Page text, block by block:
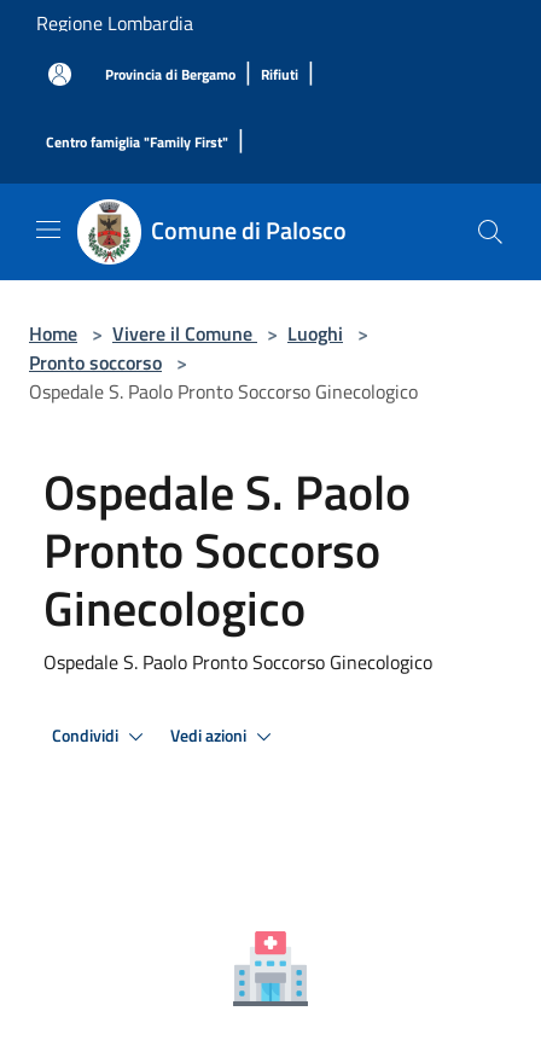
Salta al contenuto principale
Regione Lombardia
Provincia di Bergamo | Rifiuti |
Centro famiglia "Family First" |
Comune di Palosco
Home > Vivere il Comune > Luoghi >
Pronto soccorso >
Ospedale S. Paolo Pronto Soccorso Ginecologico
Ospedale S. Paolo
Pronto Soccorso
Ginecologico
Ospedale S. Paolo Pronto Soccorso Ginecologico
Condividi Vedi azioni